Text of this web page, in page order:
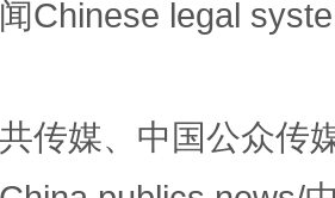
山、麦地、白藏房 除
Chinese legal
传媒、中国公众传